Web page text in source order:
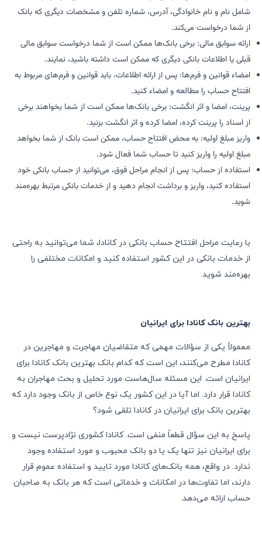
شامل نام و نام خانوادگی، آدرس، شماره تلفن و مشخصات دیگری که بانک
از شما درخواست می‌کند.
ارائه سوابق مالی: برخی بانک‌ها ممکن است از شما درخواست سوابق مالی
قبلی یا اطلاعات بانکی دیگری که ممکن است داشته باشید، نمایند.
امضاء قوانین و فرم‌ها: پس از ارائه اطلاعات، باید قوانین و فرم‌های مربوط به
افتتاح حساب را مطالعه و امضاء کنید.
پرینت، امضا و اثر انگشت: برخی بانک‌ها ممکن است از شما بخواهند برخی
از اسناد را پرینت کرده، امضا کرده و اثر انگشت بزنید.
واریز مبلغ اولیه: به محض افتتاح حساب، ممکن است بانک از شما بخواهد
مبلغ اولیه را واریز کنید تا حساب شما فعال شود.
استفاده از حساب: پس از انجام مراحل فوق، می‌توانید از حساب بانکی خود
استفاده کنید، واریز و برداشت انجام دهید و از خدمات بانکی مرتبط بهره‌مند
شوید.
با رعایت مراحل افتتاح حساب بانکی در کانادا، شما می‌توانید به راحتی
از خدمات بانکی در این کشور استفاده کنید و امکانات مختلفی را
بهره‌مند شوید.
بهترین بانک کانادا برای ایرانیان
معمولاً یکی از سؤالات مهمی که متقاضیان مهاجرت و مهاجرین در
کانادا مطرح می‌کنند، این است که کدام بانک بهترین بانک کانادا برای
ایرانیان است. این مسئله سال‌هاست مورد تحلیل و بحث مهاجران به
کانادا قرار دارد. اما آیا در این کشور یک نوع خاص از بانک وجود دارد که
بهترین بانک برای ایرانیان در کانادا تلقی شود؟
پاسخ به این سؤال قطعاً منفی است. کانادا کشوری نژادپرست نیست و
برای ایرانیان نیز تنها یک یا دو بانک محبوب و مورد استفاده وجود
ندارد. در واقع، همه بانک‌های کانادا مورد تایید و استفاده عموم قرار
دارند، اما تفاوت‌ها در امکانات و خدماتی است که هر بانک به صاحبان
حساب ارائه می‌دهد.